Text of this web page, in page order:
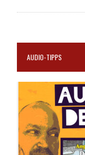
AUDIO-TIPPS